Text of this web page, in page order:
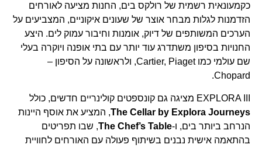
כקמעונאית רשמית של רולקס בים, החנות מציעה לאורחים
הזדמנות לגלות מבחר אוצר של שעונים איקוניים, המצביעים על
הערכים המשותפים של דיוק, אומנות וחיבור עמוק לים. היצע
החנויות בסיפון משתדרג עוד יותר עם בתי אופנה ויוקרה בעלי
שם עולמי כמו Cartier, Piaget, ולראשונה על הסיפון –
Chopard.
EXPLORA III מציגה גם קונספטים קולינריים חדשים, כולל
The Cellar by Explora Journeys, המציע את אוסף היינות
הנרחב ביותר בים, ו-The Chef’s Table, שבו תפריטים
בהתאמה אישית נבנים בשיתוף פעולה עם האורחים לחוויית